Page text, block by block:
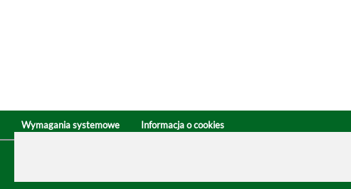
Wymagania systemowe Informacja o cookies